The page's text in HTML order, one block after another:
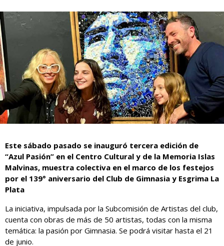
Este sábado pasado se inauguró tercera edición de
“Azul Pasión” en el Centro Cultural y de la Memoria Islas
Malvinas, muestra colectiva en el marco de los festejos
por el 139° aniversario del Club de Gimnasia y Esgrima La
Plata
La iniciativa, impulsada por la Subcomisión de Artistas del club,
cuenta con obras de más de 50 artistas, todas con la misma
temática: la pasión por Gimnasia. Se podrá visitar hasta el 21
de junio.